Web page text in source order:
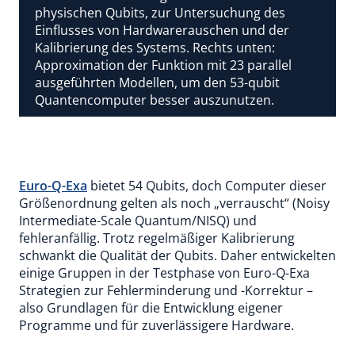
physischen Qubits, zur Untersuchung des
Einflusses von Hardwarerauschen und der
Kalibrierung des Systems. Rechts unten:
Approximation der Funktion mit 23 parallel
ausgeführten Modellen, um den 53-qubit
Quantencomputer besser auszunutzen.
Euro-Q-Exa bietet 54 Qubits, doch Computer dieser
Größenordnung gelten als noch „verrauscht“ (Noisy
Intermediate-Scale Quantum/NISQ) und
fehleranfällig. Trotz regelmäßiger Kalibrierung
schwankt die Qualität der Qubits. Daher entwickelten
einige Gruppen in der Testphase von Euro-Q-Exa
Strategien zur Fehlerminderung und -Korrektur –
also Grundlagen für die Entwicklung eigener
Programme und für zuverlässigere Hardware.